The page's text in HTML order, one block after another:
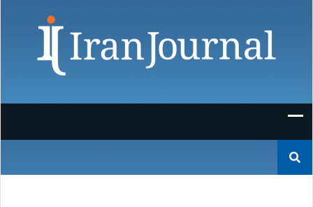
nach: